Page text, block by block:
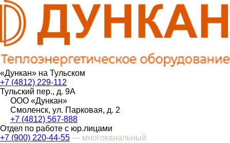
«Дункан» на Тульском
+7 (4812) 229-112
Тульский пер., д. 9А
ООО «Дункан»
Смоленск, ул. Парковая, д. 2
+7 (4812) 567-888
Отдел по работе с юр.лицами
+7 (900) 220-44-55 — многоканальный